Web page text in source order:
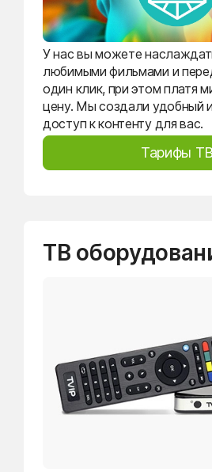
У нас вы можете
любимыми фильмами и
один клик, при этом платя
цену. Мы создали удобный
доступ к контенту для вас.
Тарифы ТВ
ТВ